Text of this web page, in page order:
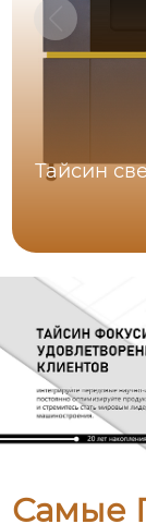
Тайсин
Самые